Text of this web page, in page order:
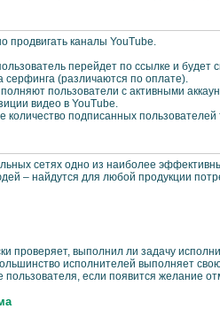
каналы YouTube.
перейдет по ссылке и будет
серфинга (различаются по оплате).
пользователи с активными
видео в YouTube.
количество подписанных
сетях одно из наиболее
– найдутся для любой продукции
проверяет, выполнил ли задачу
исполнителей выполняет
если появится желание